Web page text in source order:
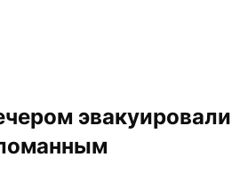
эвакуировали